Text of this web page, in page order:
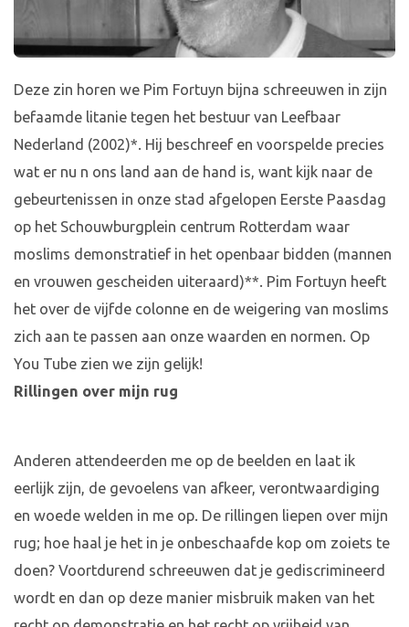
Deze zin horen we Pim Fortuyn bijna schreeuwen in zijn
befaamde litanie tegen het bestuur van Leefbaar
Nederland (2002)*. Hij beschreef en voorspelde precies
wat er nu n ons land aan de hand is, want kijk naar de
gebeurtenissen in onze stad afgelopen Eerste Paasdag
op het Schouwburgplein centrum Rotterdam waar
moslims demonstratief in het openbaar bidden (mannen
en vrouwen gescheiden uiteraard)**. Pim Fortuyn heeft
het over de vijfde colonne en de weigering van moslims
zich aan te passen aan onze waarden en normen. Op
You Tube zien we zijn gelijk!
Rillingen over mijn rug
Anderen attendeerden me op de beelden en laat ik
eerlijk zijn, de gevoelens van afkeer, verontwaardiging
en woede welden in me op. De rillingen liepen over mijn
rug; hoe haal je het in je onbeschaafde kop om zoiets te
doen? Voortdurend schreeuwen dat je gediscrimineerd
wordt en dan op deze manier misbruik maken van het